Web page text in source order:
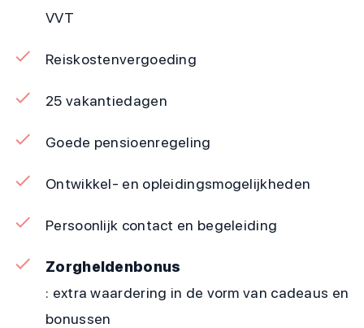
VVT
Reiskostenvergoeding
25 vakantiedagen
Goede pensioenregeling
Ontwikkel- en opleidingsmogelijkheden
Persoonlijk contact en begeleiding
Zorgheldenbonus
: extra waardering in de vorm van cadeaus en
bonussen